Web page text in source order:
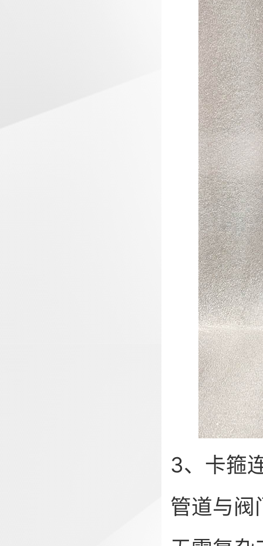
3、卡箍
管道与阀